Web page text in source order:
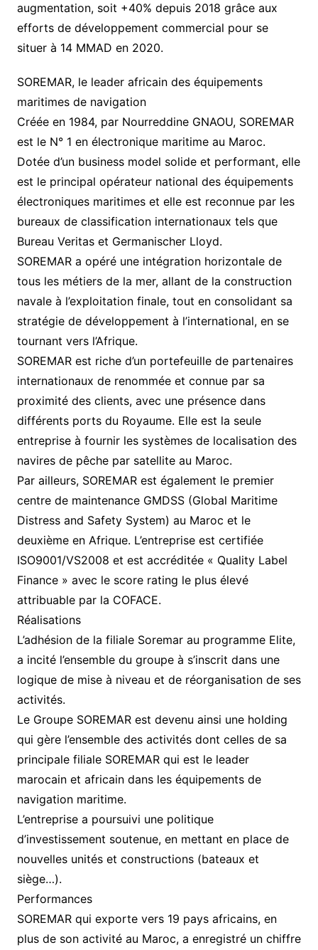
augmentation, soit +40% depuis 2018 grâce aux
efforts de développement commercial pour se
situer à 14 MMAD en 2020.
SOREMAR, le leader africain des équipements
maritimes de navigation
Créée en 1984, par Nourreddine GNAOU, SOREMAR
est le N° 1 en électronique maritime au Maroc.
Dotée d’un business model solide et performant, elle
est le principal opérateur national des équipements
électroniques maritimes et elle est reconnue par les
bureaux de classification internationaux tels que
Bureau Veritas et Germanischer Lloyd.
SOREMAR a opéré une intégration horizontale de
tous les métiers de la mer, allant de la construction
navale à l’exploitation finale, tout en consolidant sa
stratégie de développement à l’international, en se
tournant vers l’Afrique.
SOREMAR est riche d’un portefeuille de partenaires
internationaux de renommée et connue par sa
proximité des clients, avec une présence dans
différents ports du Royaume. Elle est la seule
entreprise à fournir les systèmes de localisation des
navires de pêche par satellite au Maroc.
Par ailleurs, SOREMAR est également le premier
centre de maintenance GMDSS (Global Maritime
Distress and Safety System) au Maroc et le
deuxième en Afrique. L’entreprise est certifiée
ISO9001/VS2008 et est accréditée « Quality Label
Finance » avec le score rating le plus élevé
attribuable par la COFACE.
Réalisations
L’adhésion de la filiale Soremar au programme Elite,
a incité l’ensemble du groupe à s’inscrit dans une
logique de mise à niveau et de réorganisation de ses
activités.
Le Groupe SOREMAR est devenu ainsi une holding
qui gère l’ensemble des activités dont celles de sa
principale filiale SOREMAR qui est le leader
marocain et africain dans les équipements de
navigation maritime.
L’entreprise a poursuivi une politique
d’investissement soutenue, en mettant en place de
nouvelles unités et constructions (bateaux et
siège…).
Performances
SOREMAR qui exporte vers 19 pays africains, en
plus de son activité au Maroc, a enregistré un chiffre